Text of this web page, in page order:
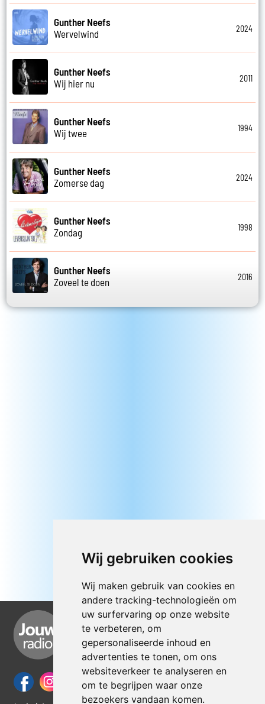
Wij gebruiken cookies
Wij maken gebruik van cookies en
andere tracking-technologieën om
uw surfervaring op onze website
te verbeteren, om
gepersonaliseerde inhoud en
advertenties te tonen, om ons
websiteverkeer te analyseren en
om te begrijpen waar onze
bezoekers vandaan komen.
Gunther Neefs
Wervelwind
2024
Gunther Neefs
Wij hier nu
2011
Gunther Neefs
Wij twee
1994
Gunther Neefs
Zomerse dag
2024
Gunther Neefs
Zondag
1998
Gunther Neefs
Zoveel te doen
2016